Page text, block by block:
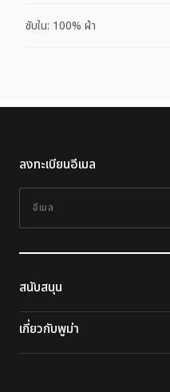
ซับใน: 100% ผ้า
ลงทะเบียนอีเมล
สนับสนุน
เกี่ยวกับพูม่า